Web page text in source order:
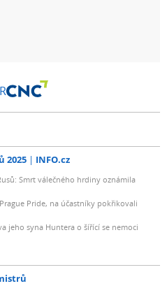
2025 INFO.cz
Smrt válečného hrdiny oznámila
Pride, na účastníky pokřikovali
jeho syna Huntera o šířící se nemoci